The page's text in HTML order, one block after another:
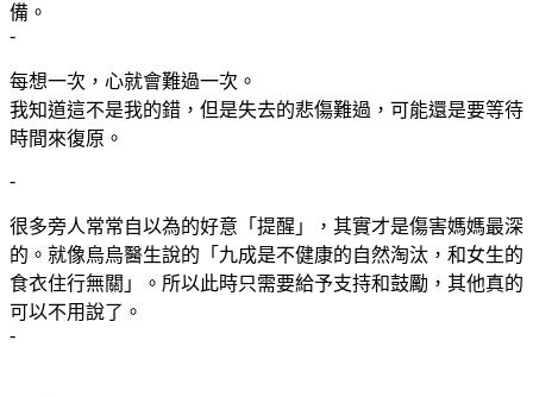
備。
-
每想一次，心就會難過一次。
我知道這不是我的錯，但是失去的悲傷難過，可能還是要等待
時間來復原。
-
很多旁人常常自以為的好意「提醒」，其實才是傷害媽媽最深
的。就像烏烏醫生說的「九成是不健康的自然淘汰，和女生的
食衣住行無關」。所以此時只需要給予支持和鼓勵，其他真的
可以不用說了。
-